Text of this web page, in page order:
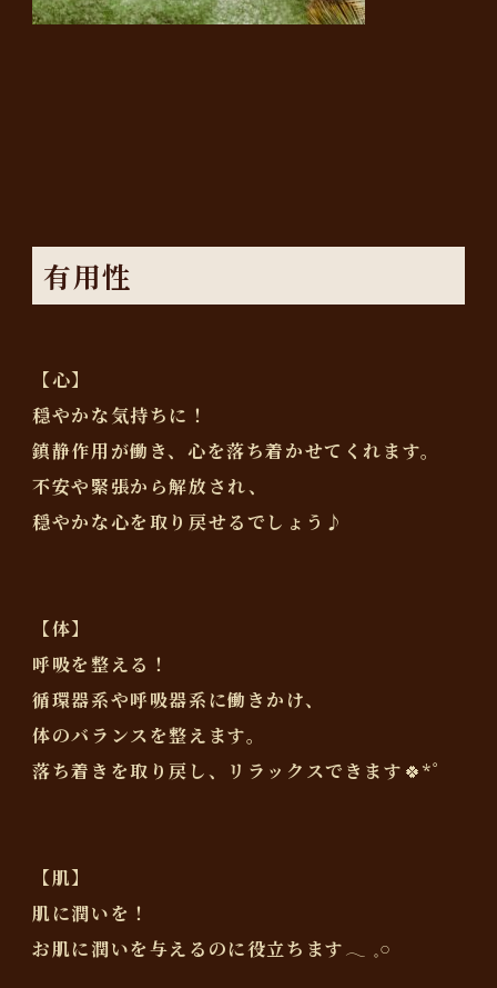
有用性
【心】
穏やかな気持ちに！
鎮静作用が働き、心を落ち着かせてくれます。
不安や緊張から解放され、
穏やかな心を取り戻せるでしょう♪
【体】
呼吸を整える！
循環器系や呼吸器系に働きかけ、
体のバランスを整えます。
落ち着きを取り戻し、リラックスできます🍀*゜
【肌】
肌に潤いを！
お肌に潤いを与えるのに役立ちます‎𓂃 𓈒𓏸